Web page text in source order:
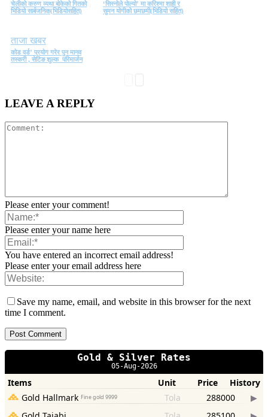
चेलीको करुण व्यथा बोकेको गितको
भिडियो सार्बजनिक(भिडियोसहित)
‘सिस्नोले पोल्यो’ मा करिश्मा शाही र
सुमन योगीको छमछमी(भिडियो सहित)
ताजा खबर
कोड वर्ड’ प्रयोग गरेर पुन मानव
तस्करी , सेटिङ शुल्क परिमार्जन
LEAVE A REPLY
Please enter your comment!
Please enter your name here
You have entered an incorrect email address!
Please enter your email address here
Save my name, email, and website in this browser for the next
time I comment.